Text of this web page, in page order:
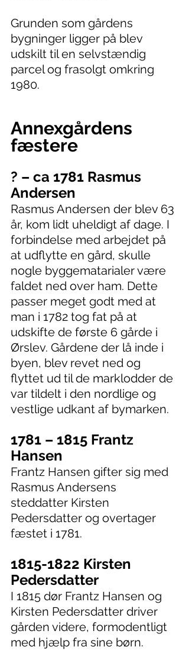
Grunden som gårdens
bygninger ligger på blev
udskilt til en selvstændig
parcel og frasolgt omkring
1980.
Annexgårdens
fæstere
? – ca 1781 Rasmus
Andersen
Rasmus Andersen der blev 63
år, kom lidt uheldigt af dage. I
forbindelse med arbejdet på
at udflytte en gård, skulle
nogle byggematarialer være
faldet ned over ham. Dette
passer meget godt med at
man i 1782 tog fat på at
udskifte de første 6 gårde i
Ørslev. Gårdene der lå inde i
byen, blev revet ned og
flyttet ud til de marklodder de
var tildelt i den nordlige og
vestlige udkant af bymarken.
1781 – 1815 Frantz
Hansen
Frantz Hansen gifter sig med
Rasmus Andersens
steddatter Kirsten
Pedersdatter og overtager
fæstet i 1781.
1815-1822 Kirsten
Pedersdatter
I 1815 dør Frantz Hansen og
Kirsten Pedersdatter driver
gården videre, formodentligt
med hjælp fra sine børn.